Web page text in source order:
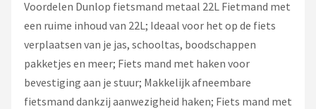
Voordelen Dunlop fietsmand metaal 22L Fietmand met
een ruime inhoud van 22L; Ideaal voor het op de fiets
verplaatsen van je jas, schooltas, boodschappen
pakketjes en meer; Fiets mand met haken voor
bevestiging aan je stuur; Makkelijk afneembare
fietsmand dankzij aanwezigheid haken; Fiets mand met